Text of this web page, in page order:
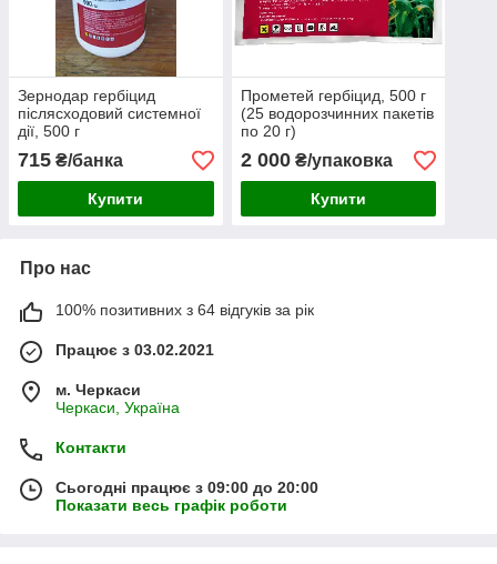
Зернодар гербіцид
післясходовий системної
дії, 500 г
715 ₴/банка
Купити
Прометей гербіцид, 500 г
(25 водорозчинних пакетів
по 20 г)
2 000₴/упаковка
Купити
Про нас
100% позитивних з 64 відгуків за рік
Працює з 03.02.2021
м. Черкаси
Черкаси, Україна
Контакти
Сьогодні працює з 09:00 до 20:00
Показати весь графік роботи